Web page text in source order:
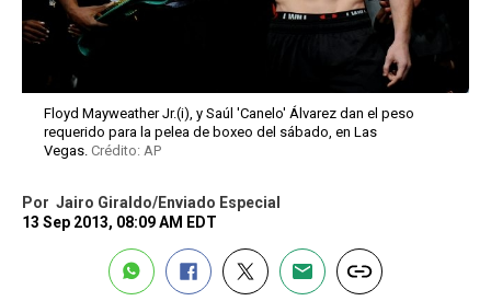
Floyd Mayweather Jr.(i), y Saúl 'Canelo' Álvarez dan el peso
requerido para la pelea de boxeo del sábado, en Las
Vegas. Crédito: AP
Por Jairo Giraldo/Enviado Especial
13 Sep 2013, 08:09 AM EDT